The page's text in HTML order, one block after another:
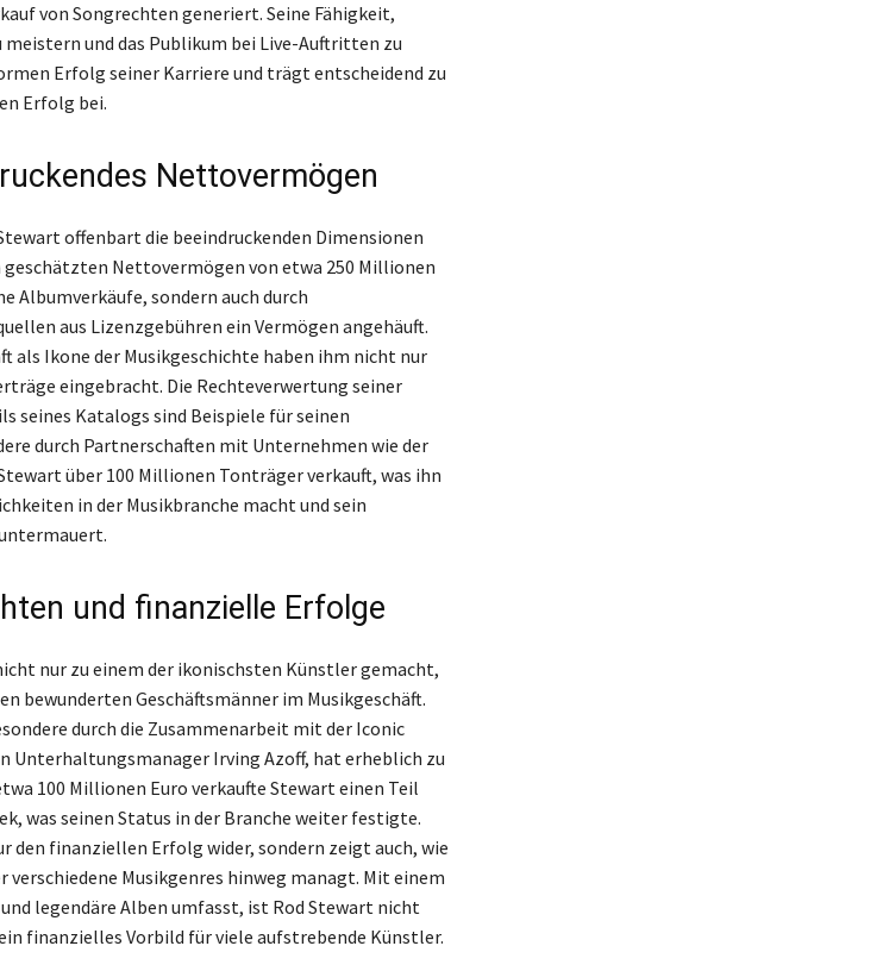
von Songrechten generiert. Seine Fähigkeit,
und das Publikum bei Live-Auftritten zu
Erfolg seiner Karriere und trägt entscheidend zu
Erfolg bei.
Nettovermögen
offenbart die beeindruckenden Dimensionen
geschätzten Nettovermögen von etwa 250 Millionen
Albumverkäufe, sondern auch durch
aus Lizenzgebühren ein Vermögen angehäuft.
als Ikone der Musikgeschichte haben ihm nicht nur
eingebracht. Die Rechteverwertung seiner
seines Katalogs sind Beispiele für seinen
durch Partnerschaften mit Unternehmen wie der
über 100 Millionen Tonträger verkauft, was ihn
in der Musikbranche macht und sein
und finanzielle Erfolge
nur zu einem der ikonischsten Künstler gemacht,
bewunderten Geschäftsmänner im Musikgeschäft.
durch die Zusammenarbeit mit der Iconic
Unterhaltungsmanager Irving Azoff, hat erheblich zu
100 Millionen Euro verkaufte Stewart einen Teil
was seinen Status in der Branche weiter festigte.
den finanziellen Erfolg wider, sondern zeigt auch, wie
Musikgenres hinweg managt. Mit einem
legendäre Alben umfasst, ist Rod Stewart nicht
finanzielles Vorbild für viele aufstrebende Künstler.